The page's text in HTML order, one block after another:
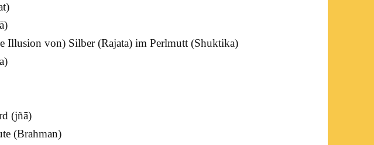
)
)
Illusion von) Silber (Rajata) im Perlmutt (Shuktika)
)
(jñā)
(Brahman)